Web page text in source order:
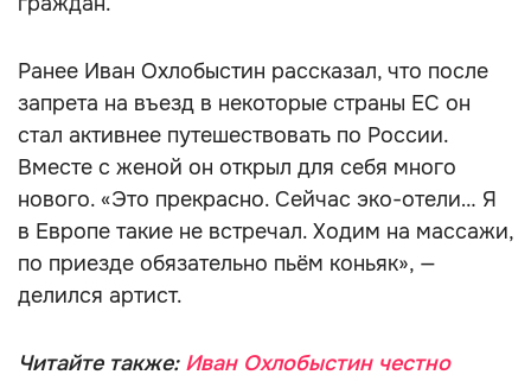
Ранее Иван Охлобыстин рассказал, что после
запрета на въезд в некоторые страны ЕС он
стал активнее путешествовать по России.
Вместе с женой он открыл для себя много
нового. «Это прекрасно. Сейчас эко-отели… Я
в Европе такие не встречал. Ходим на массажи,
по приезде обязательно пьём коньяк», —
делился артист.
Читайте также: Иван Охлобыстин честно